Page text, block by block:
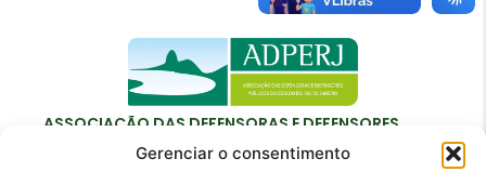
Gerenciar o consentimento
ASSOCIAÇÃO DAS DEFENSORAS E DEFENSORES
PÚBLICOS DO ESTADO DO RIO DE JANEIRO